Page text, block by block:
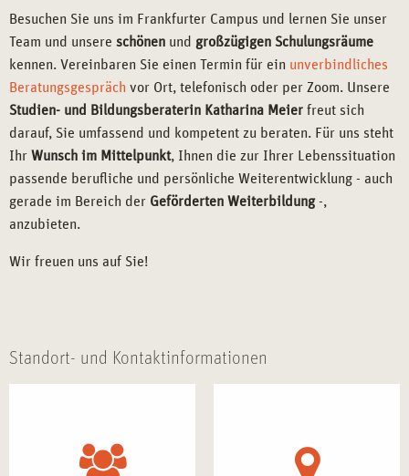
Team und unsere
und
großzügigen Schulungsräume
kennen. Vereinbaren Sie einen Termin für ein unverbindliches
Beratungsgespräch
vor Ort, telefonisch oder per Zoom. Unsere
Studien- und Bildungsberaterin Katharina Meier
darauf, Sie umfassend und kompetent zu beraten. Für uns steht
Ihr
Wunsch im Mittelpunkt , Ihnen die zur Ihrer Lebenssituation
passende berufliche und persönliche Weiterentwicklung - auch
gerade im Bereich der
Geförderten Weiterbildung
-,
anzubieten.
Wir freuen uns auf Sie!